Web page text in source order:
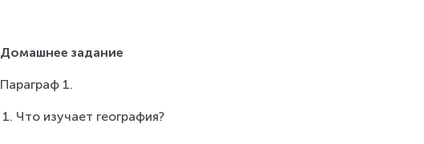
Домашнее задание
Параграф 1.
Что изучает география?